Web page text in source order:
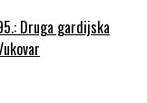
Druga gardijska